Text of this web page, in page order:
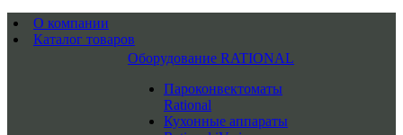
О компании
Каталог товаров
Оборудование RATIONAL
Пароконвектоматы
Rational
Кухонные аппараты